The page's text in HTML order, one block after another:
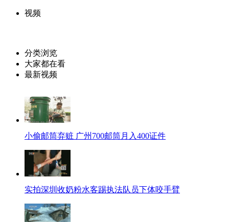
视频
分类浏览
大家都在看
最新视频
小偷邮筒弃赃 广州700邮筒月入400证件
实拍深圳收奶粉水客踢执法队员下体咬手臂